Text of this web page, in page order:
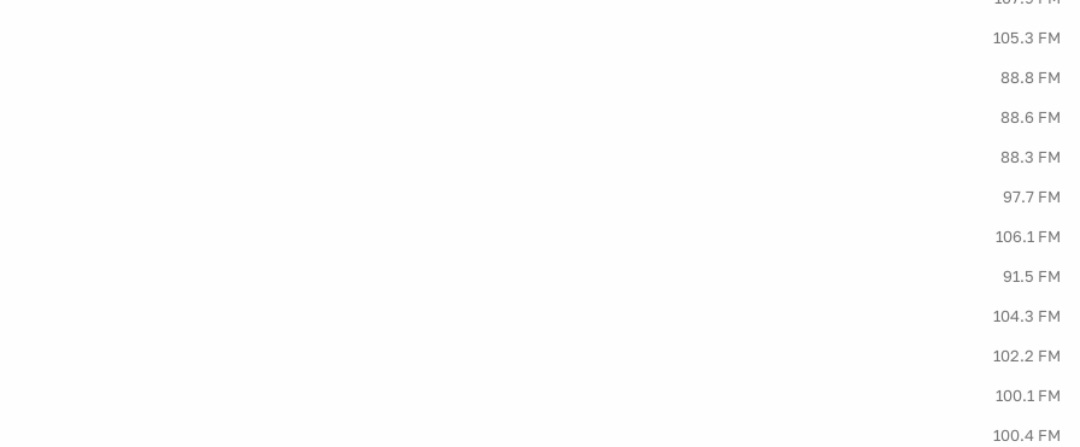
105.3 FM
88.8 FM
88.6 FM
88.3 FM
97.7 FM
106.1 FM
91.5 FM
104.3 FM
102.2 FM
100.1 FM
100.4 FM